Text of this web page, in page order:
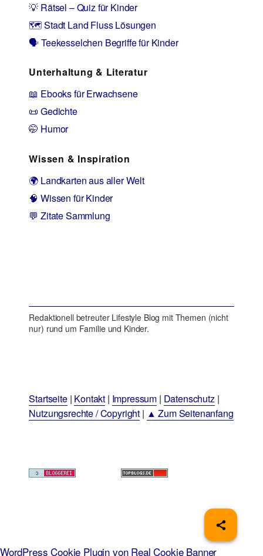
💡 Rätsel – Quiz für Kinder
🗺️ Stadt Land Fluss Lösungen
🗣️ Teekesselchen Begriffe für Kinder
Unterhaltung & Literatur
📖 Ebooks für Erwachsene
📜 Gedichte
🤭 Humor
Wissen & Inspiration
🌍 Landkarten aus aller Welt
🧠 Wissen für Kinder
💬 Zitate Sammlung
Redaktionell betreuter Lifestyle Blog mit Themen (nicht
nur) rund um Familie und Kinder.
Startseite| Kontakt | Impressum | Datenschutz|
Nutzungsrechte / Copyright | ▲ Zum Seitenanfang
WordPress Cookie Plugin von Real Cookie Banner